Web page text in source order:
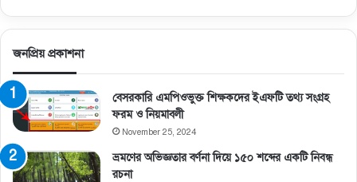
জনপ্রিয় প্রকাশনা
বেসরকারি এমপিওভুক্ত শিক্ষকদের ইএফটি তথ্য সংগ্রহ
ফরম ও নিয়মাবলী
November 25, 2024
ভ্রমণের অভিজ্ঞতার বর্ণনা দিয়ে ১৫০ শব্দের একটি নিবন্ধ
রচনা